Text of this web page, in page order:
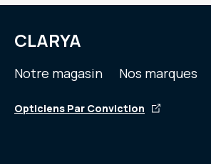
CLARYA
Notre magasin Nos marques
Opticiens Par Conviction